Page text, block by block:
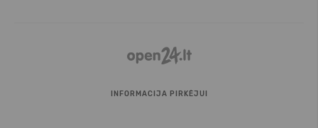
INFORMACIJA PIRKĖJUI